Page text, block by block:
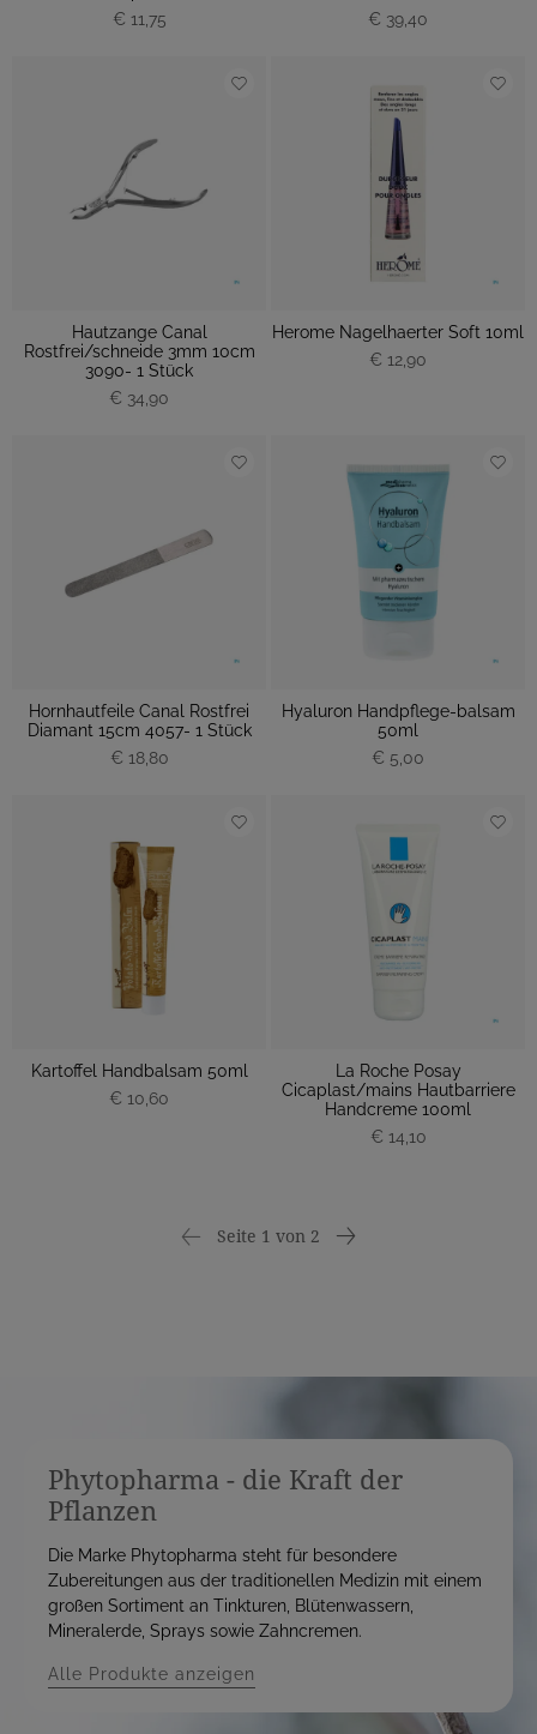
€ 11,75
€ 39,40
Hautzange Canal
Rostfrei/schneide 3mm 10cm
3090- 1 Stück
€ 34,90
Herome Nagelhaerter Soft 10ml
€ 12,90
Hornhautfeile Canal Rostfrei
Diamant 15cm 4057- 1 Stück
€ 18,80
Hyaluron Handpflege-balsam
50ml
€ 5,00
Kartoffel Handbalsam 50ml
€ 10,60
La Roche Posay
Cicaplast/mains Hautbarriere
Handcreme 100ml
€ 14,10
Seite 1 von 2
Phytopharma - die Kraft der
Pflanzen
Die Marke Phytopharma steht für besondere
Zubereitungen aus der traditionellen Medizin mit einem
großen Sortiment an Tinkturen, Blütenwassern,
Mineralerde, Sprays sowie Zahncremen.
Alle Produkte anzeigen